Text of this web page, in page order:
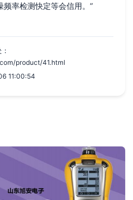
频率检测快定等会信用。”
product/41.html
11:00:54